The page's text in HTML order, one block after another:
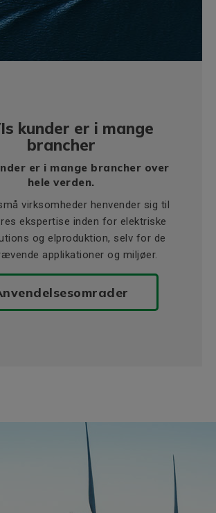
kunder er i mange
brancher
er i mange brancher over
hele verden.
virksomheder henvender sig til
ekspertise inden for elektriske
og elproduktion, selv for de
applikationer og miljøer.